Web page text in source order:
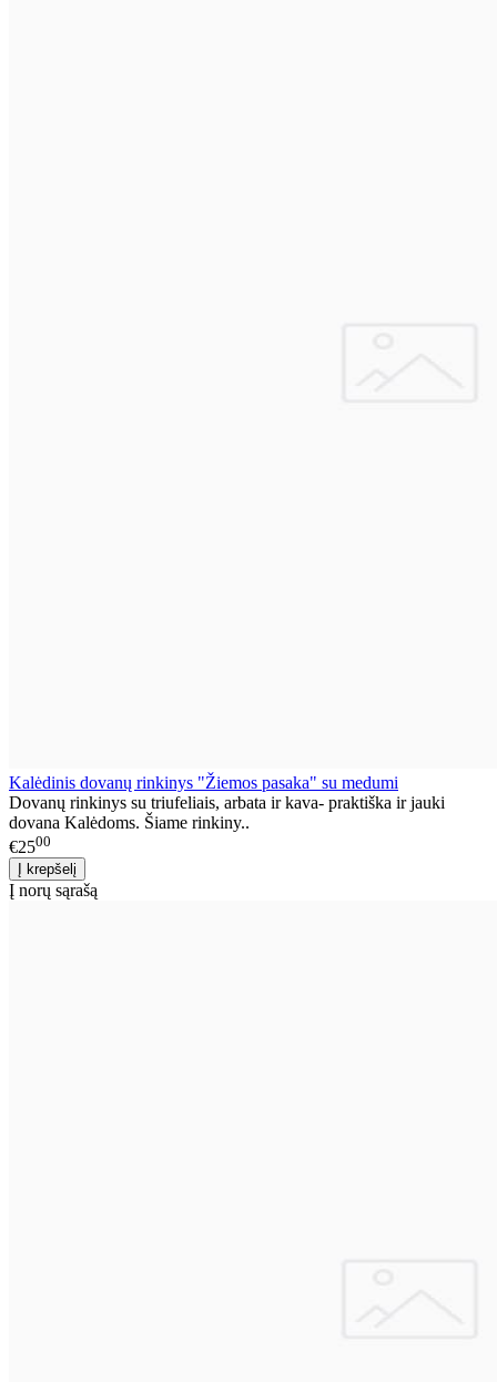
Kalėdinis dovanų rinkinys "Žiemos pasaka" su medumi
Dovanų rinkinys su triufeliais, arbata ir kava- praktiška ir jauki
dovana Kalėdoms. Šiame rinkiny..
€2500
Į norų sąrašą